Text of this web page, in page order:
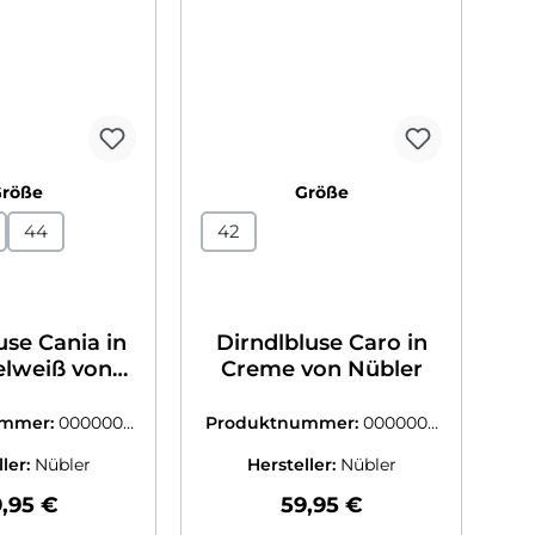
auswählen
44
Cania in
von
0000003
Nübler
Preis:
€
Größeauswählen
42
Dirndlbluse Caro in
Creme von Nübler
Produktnummer:0000003
Hersteller: Nübler
Regulärer Preis:
59,95 €